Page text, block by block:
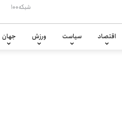
شبکه۱۰۰
اقتصاد سیاست ورزش جهان